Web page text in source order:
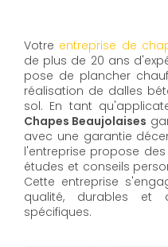
Votre entreprise de
de plus de 20 ans
pose de plancher
réalisation de dalles
sol. En tant
Chapes Beaujolaises
avec une garantie
l'entreprise propose
études et conseils
Cette entreprise
qualité, durables et
spécifiques.